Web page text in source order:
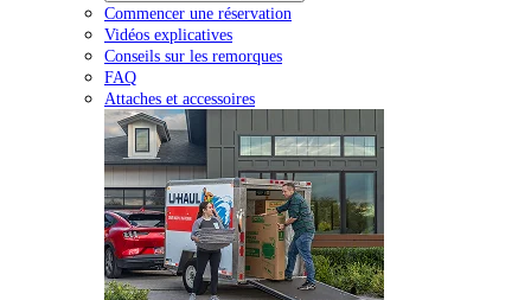
Commencer une réservation
Vidéos explicatives
Conseils sur les remorques
FAQ
Attaches et accessoires